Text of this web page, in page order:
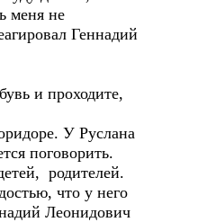
меня не
Геннадий
и проходите,
У Руслана
поговорить.
родителей.
что у него
Леонидович